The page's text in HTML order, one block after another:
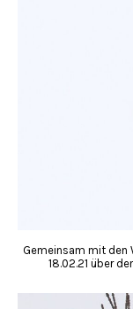
Gemeinsam mit den
18.02.21 über